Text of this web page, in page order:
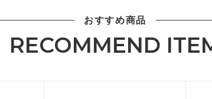
おすすめ商品
RECOMMEND